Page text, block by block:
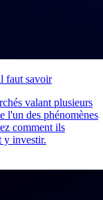
faut savoir
valant plusieurs
l'un des phénomènes
comment ils
y investir.